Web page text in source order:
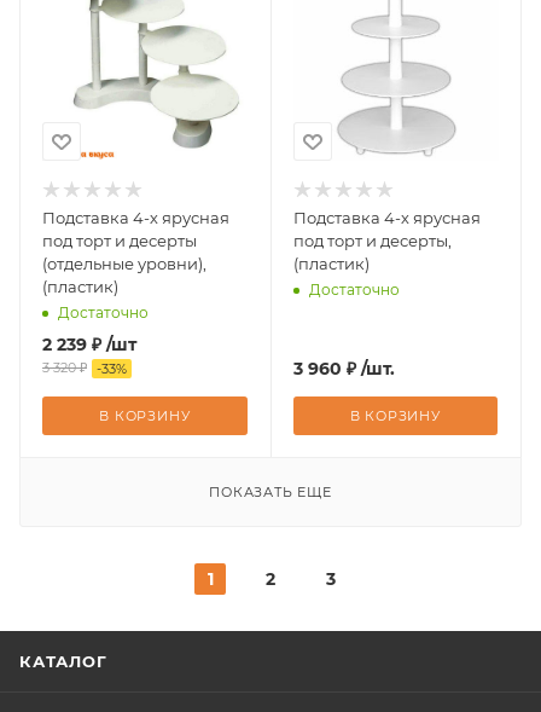
Подставка 4-х ярусная
под торт и десерты
(отдельные уровни),
(пластик)
Достаточно
2 239 ₽ /шт
3 320 ₽ -33%
В КОРЗИНУ
Подставка 4-х ярусная
под торт и десерты,
(пластик)
Достаточно
3 960 ₽ /шт.
В КОРЗИНУ
ПОКАЗАТЬ ЕЩЕ
1 2 3
КАТАЛОГ